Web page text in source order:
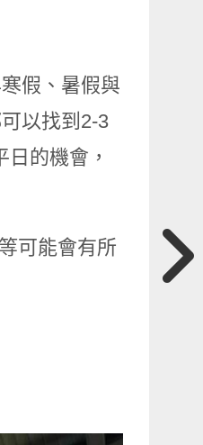
假、暑假與
以找到2-3
的機會，
可能會有所